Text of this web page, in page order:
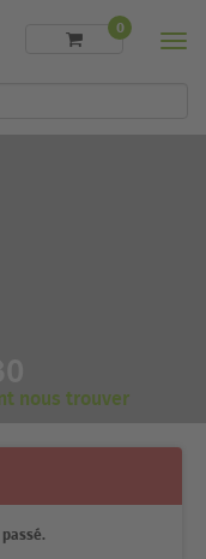
0
nous trouver